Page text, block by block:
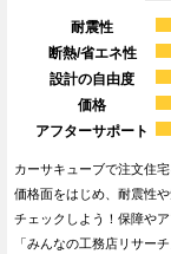
耐震性
断熱/省エネ性
設計の自由度
価格
アフターサポート
カーサキューブで注文住
価格面をはじめ、耐震性
チェックしよう！保障や
「みんなの工務店リサー